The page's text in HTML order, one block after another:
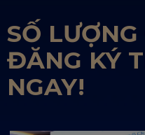
SỐ
ĐĂNG KÝ
NGAY!